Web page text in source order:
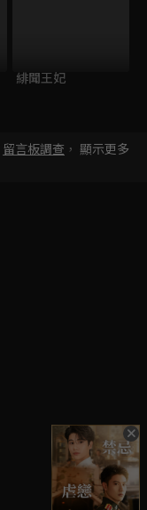
緋聞王妃
留言板調查 ， 顯示更多